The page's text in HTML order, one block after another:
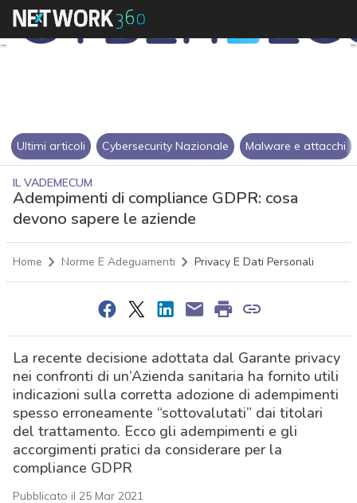
Ultimi articoli Cybersecurity Nazionale Malware e attacchi
IL VADEMECUM
Adempimenti di compliance GDPR: cosa
devono sapere le aziende
Home Norme E Adeguamenti Privacy E Dati Personali
La recente decisione adottata dal Garante privacy
nei confronti di un’Azienda sanitaria ha fornito utili
indicazioni sulla corretta adozione di adempimenti
spesso erroneamente “sottovalutati” dai titolari
del trattamento. Ecco gli adempimenti e gli
accorgimenti pratici da considerare per la
compliance GDPR
Pubblicato il 25 Mar 2021